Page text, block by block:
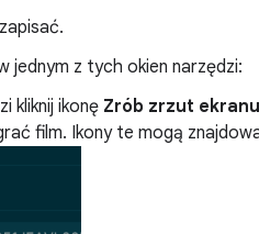
jednym z tych okien narzędzi:
kliknij ikonę Zrób zrzut ekranu
film. Ikony te mogą